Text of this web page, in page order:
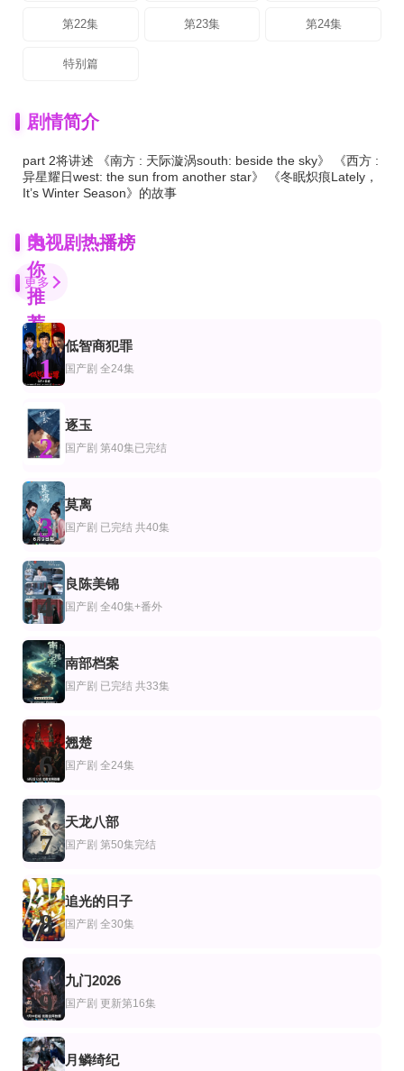
第22集 第23集 第24集
特别篇
剧情简介
part 2将讲述 《南方 : 天际漩涡south: beside the sky》 《西方 :
异星耀日west: the sun from another star》 《冬眠炽痕Lately，
It’s Winter Season》的故事
为
你
推
荐
已完结 共17集
谍影追踪
第16集
九门(2026)
完结
#家族募集
全集
天价技师
已完结
雅努斯之镜
更新至01集
日落下的彩虹粤语版
更新至14集
幽宅奇谭
应灏铭,朱娅,肖东昊,宋未央
已完结 共22集
康纳一家第五季
约翰·古德曼,罗西妮·巴尔,萨拉·吉尔伯特
全集
时时念晚
石佳＆郑初晨
完结
巾帼枭雄粤语
黎耀祥,邓萃雯,商天娥,吴卓羲,胡定欣,雪妮,岳华,谢雪心,惠英红,李成昌,许碧姬
已完结 共6集
去你家吃饭好吗第二季
苑琼丹,黎耀祥,黄一山,陈思斯
更新至04集
谋杀俱乐部
李相赫,沈昌珉,崔杋圭
全集
炙热吻痕
黄子淇＆张乙萌
第6集完结
怒火之拳
维尼修斯·内里,里卡多·佩雷拉,比安卡·孔帕拉托
全集
玄门归女破家沉冤
黄婧童＆肖尧
电视剧热播榜
更多
1
低智商犯罪
国产剧 全24集
2
逐玉
国产剧 第40集已完结
3
莫离
国产剧 已完结 共40集
4
良陈美锦
国产剧 全40集+番外
5
南部档案
国产剧 已完结 共33集
6
翘楚
国产剧 全24集
7
天龙八部
国产剧 第50集完结
8
追光的日子
国产剧 全30集
9
九门2026
国产剧 更新第16集
月鳞绮纪